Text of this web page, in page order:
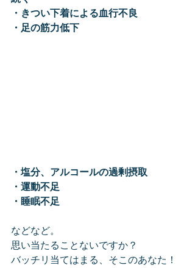
・きつい下着による血行不良
・足の筋力低下
・塩分、アルコールの過剰摂取
・運動不足
・睡眠不足
などなど。
思い当たることないですか？
バッチリ当てはまる、そこのあなた！